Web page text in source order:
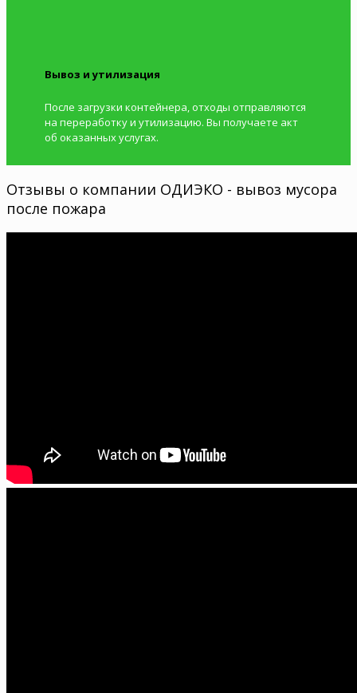
Вывоз и утилизация
После загрузки контейнера, отходы отправляются
на переработку и утилизацию. Вы получаете акт
об оказанных услугах.
Отзывы о компании ОДИЭКО - вывоз мусора
после пожара